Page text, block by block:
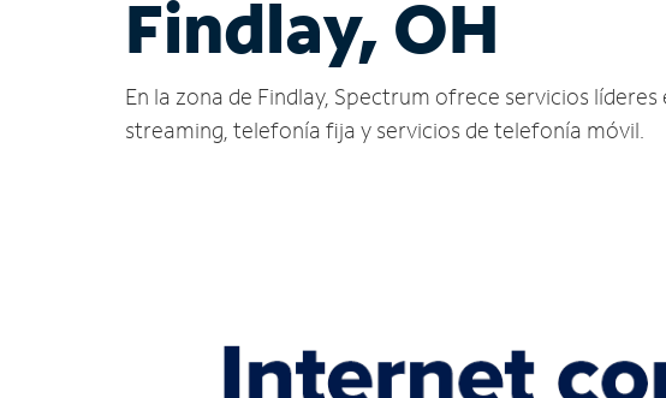
Findlay, OH
En la zona de Findlay, Spectrum ofrece servicios
streaming, telefonía fija y servicios de telefonía móvil.